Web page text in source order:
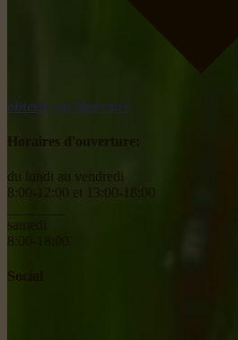
obtenir un itinéraire
Horaires d'ouverture:
du lundi au vendredi
8:00-12:00 et 13:00-18:00
samedi
8:00-18:00
Social